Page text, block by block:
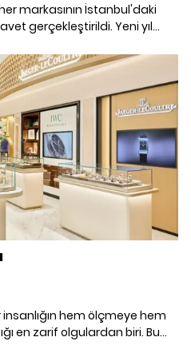
markasının İstanbul'daki
gerçekleştirildi. Yeni yıl
insanlığın hem ölçmeye hem
en zarif olgulardan biri. Bu